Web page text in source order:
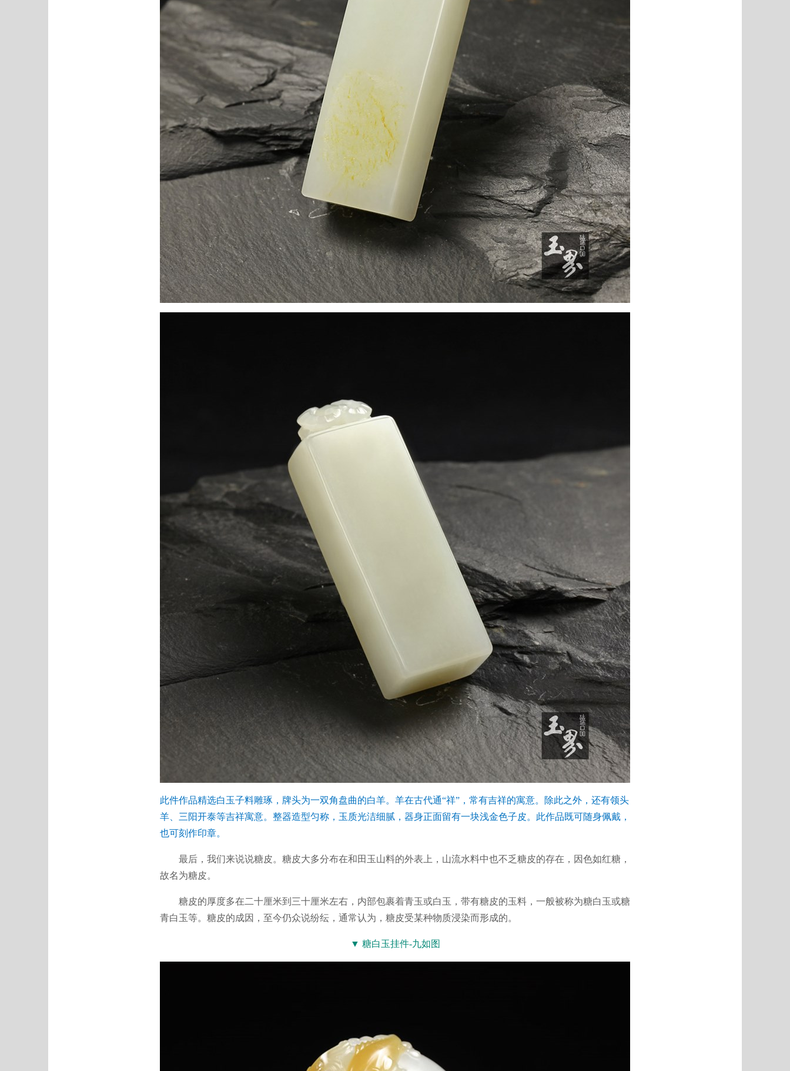
此件作品精选白玉子料雕琢，牌头为一双角盘曲的白羊。羊在古代通“祥”，常有吉祥的寓意。除此之外，还有领头
羊、三阳开泰等吉祥寓意。整器造型匀称，玉质光洁细腻，器身正面留有一块浅金色子皮。此作品既可随身佩戴，
也可刻作印章。
最后，我们来说说糖皮。糖皮大多分布在和田玉山料的外表上，山流水料中也不乏糖皮的存在，因色如红糖，
故名为糖皮。
糖皮的厚度多在二十厘米到三十厘米左右，内部包裹着青玉或白玉，带有糖皮的玉料，一般被称为糖白玉或糖
青白玉等。糖皮的成因，至今仍众说纷纭，通常认为，糖皮受某种物质浸染而形成的。
▼ 糖白玉挂件-九如图